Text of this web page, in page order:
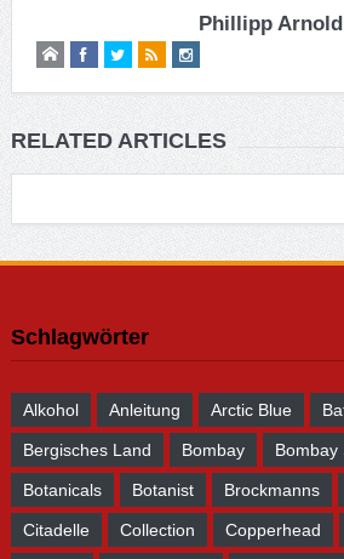
Phillipp Arnold
RELATED ARTICLES
Schlagwörter
Alkohol Anleitung Arctic Blue
Bergisches Land Bombay Bombay
Botanicals Botanist Brockmanns
Citadelle Collection Copperhead